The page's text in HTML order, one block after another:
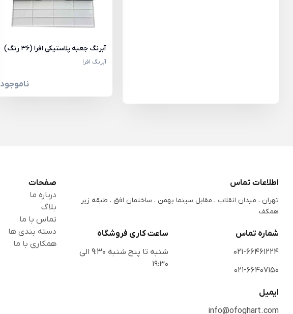
آبرنگ جعبه پلاستیکی افرا (36 رنگ)
آبرنگ افرا
ناموجود
اطلاعات تماس
تهران ، میدان انقلاب ، مقابل سینما بهمن ، ساختمان افق ، طبقه زیر
همکف
شماره تماس
021-66461224
021-66407150
ساعت کاری فروشگاه
شنبه تا پنج شنبه 9:30 الی
19:30
ایمیل
info@ofoghart.com
صفحات
درباره ما
بلاگ
تماس با ما
دسته بندی ها
همکاری با ما